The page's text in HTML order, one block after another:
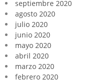
septiembre 2020
agosto 2020
julio 2020
junio 2020
mayo 2020
abril 2020
marzo 2020
febrero 2020